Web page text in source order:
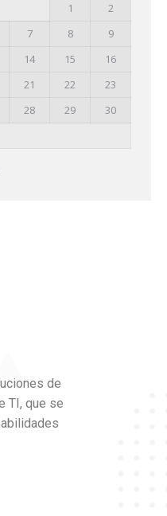
1
2
7 8
9
14 15
16
21 22
23
28 29
30
de
TI, que se